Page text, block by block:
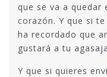
que se va a quedar
corazón. Y que si
ha recordado que
gustará a tu
Y que si quieres